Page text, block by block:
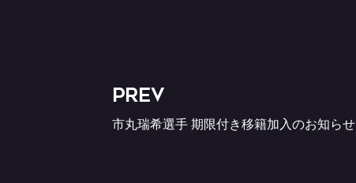
PREV
市丸瑞希選手 期限付き移籍加入のお知らせ